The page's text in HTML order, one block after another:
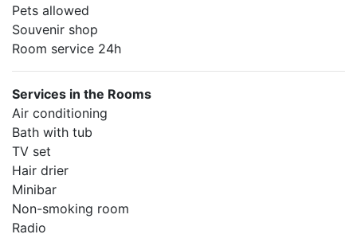
Pets allowed
Souvenir shop
Room service 24h
Services in the Rooms
Air conditioning
Bath with tub
TV set
Hair drier
Minibar
Non-smoking room
Radio